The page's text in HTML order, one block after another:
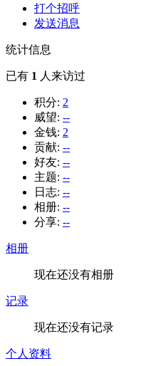
打个招呼
发送消息
统计信息
已有 1 人来访过
积分: 2
威望: --
金钱: 2
贡献: --
好友: --
主题: --
日志: --
相册: --
分享: --
相册
现在还没有相册
记录
现在还没有记录
个人资料